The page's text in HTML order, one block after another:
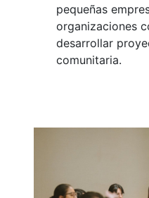
pequeñas
organizaciones
desarrollar
comunitaria.